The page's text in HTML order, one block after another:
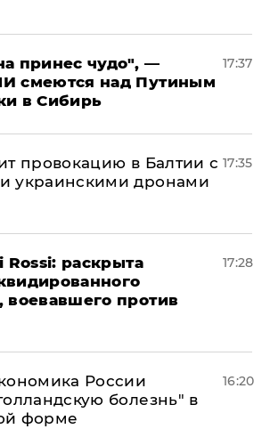
принес чудо", —
смеются над Путиным
в Сибирь
17:37
провокацию в Балтии с
украинскими дронами
17:35
Rossi: раскрыта
воевавшего против
17:28
России
болезнь" в
форме
16:20